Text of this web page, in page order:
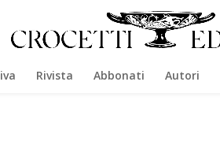
Rivista Abbonati Autori